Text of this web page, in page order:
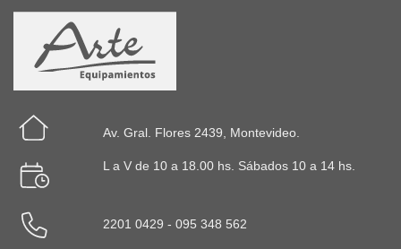
Av. Gral. Flores 2439, Montevideo.
L a V de 10 a 18.00 hs. Sábados 10 a 14 hs.
2201 0429 - 095 348 562